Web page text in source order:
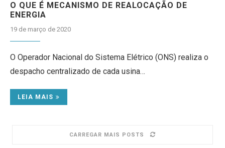
O QUE É MECANISMO DE REALOCAÇÃO DE
ENERGIA
19 de março de 2020
O Operador Nacional do Sistema Elétrico (ONS) realiza o
despacho centralizado de cada usina…
LEIA MAIS
CARREGAR MAIS POSTS